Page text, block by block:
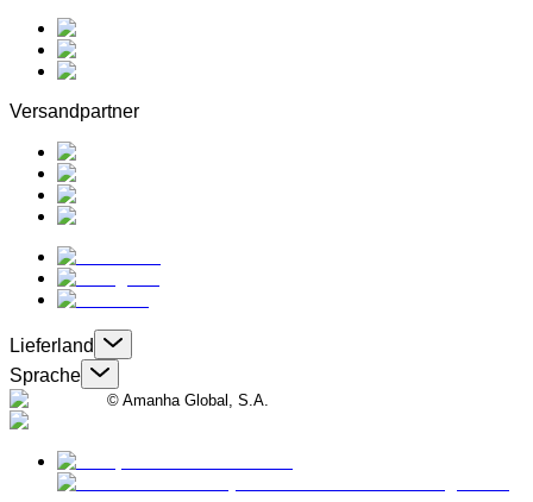
Versandpartner
Lieferland
Sprache
© Amanha Global, S.A.